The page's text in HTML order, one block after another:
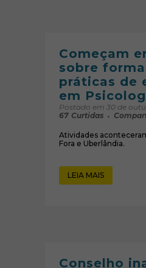
Começam
sobre
práticas de
em
Postado em 30 de
67 Curtidas
Atividades
Fora e Uberlândia.
LEIA MAIS
Conselho